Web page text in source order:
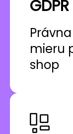
GDPR
mieru
shop